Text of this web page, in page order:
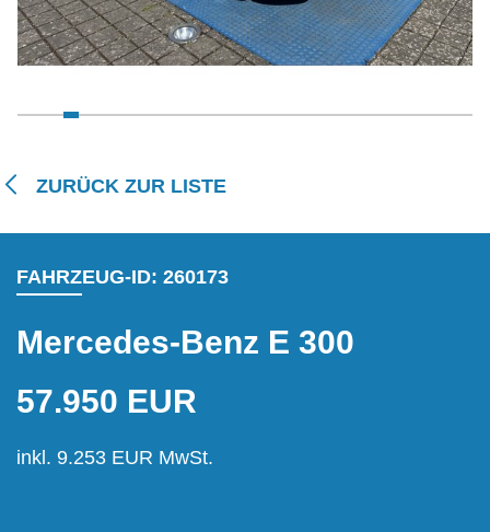
ZURÜCK ZUR LISTE
FAHRZEUG-ID: 260173
Mercedes-Benz E 300
57.950 EUR
inkl. 9.253 EUR MwSt.